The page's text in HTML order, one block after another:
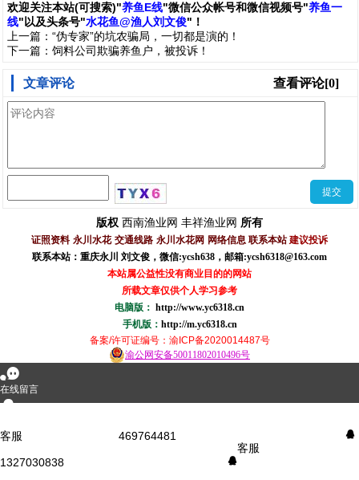
欢迎关注本站(可搜索)"养鱼E线"微信公众帐号和微信视频号"养鱼一
线" 以及头条号"水花鱼@渔人刘文俊"！
上一篇： “伪专家”的坑农骗局，一切都是演的！
下一篇： 饲料公司欺骗养鱼户，被投诉！
查看评论[0]
文章评论
版权 西南渔业网 丰祥渔业网 所有
证照资料 永川水花 交通线路 永川水花网 网络信息 联系本站 建议投诉
联系本站：重庆永川 刘文俊， 微信:ycsh638 ， 邮箱:ycsh6318@163.com
本站属公益性没有商业目的的网站
所载文章仅供个人学习参考
电脑版： http://www.yc6318.cn
手机版： http://m.yc6318.cn
备案/许可证编号：渝ICP备2020014487号
渝公网安备50011802010496号
󰂮
在线留言
󰇇
客服 469764481 󰇇
客服
1327030838
󰇇󰄸